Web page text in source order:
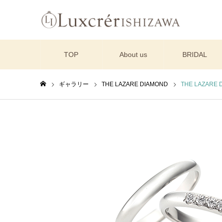
TOP About us BRIDAL
ギャラリー THE LAZARE DIAMOND THE LAZARE